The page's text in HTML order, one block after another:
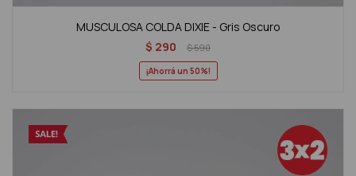
MUSCULOSA COLDA DIXIE - Gris Oscuro
$ 290 $590
50